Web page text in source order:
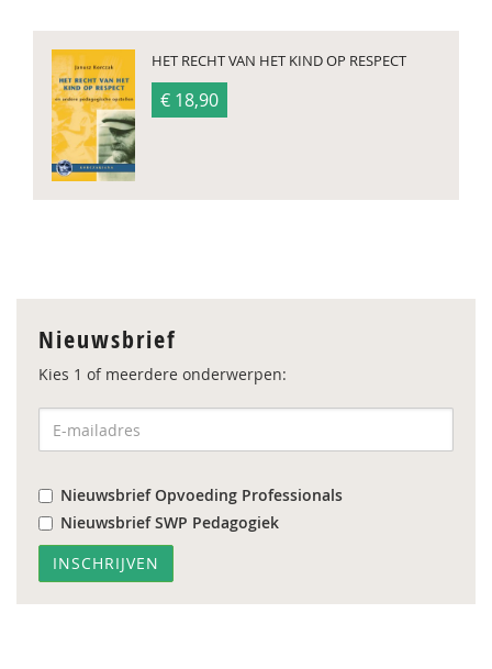
HET RECHT VAN HET KIND OP RESPECT
€ 18,90
Nieuwsbrief
Kies 1 of meerdere onderwerpen:
Nieuwsbrief Opvoeding Professionals
Nieuwsbrief SWP Pedagogiek